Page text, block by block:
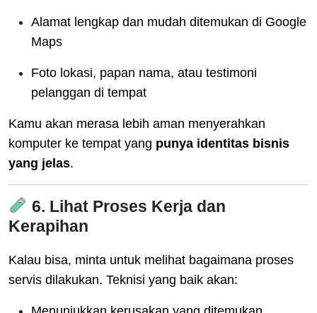
Alamat lengkap dan mudah ditemukan di Google
Maps
Foto lokasi, papan nama, atau testimoni
pelanggan di tempat
Kamu akan merasa lebih aman menyerahkan
komputer ke tempat yang punya identitas bisnis
yang jelas.
6. Lihat Proses Kerja dan
Kerapihan
Kalau bisa, minta untuk melihat bagaimana proses
servis dilakukan. Teknisi yang baik akan: